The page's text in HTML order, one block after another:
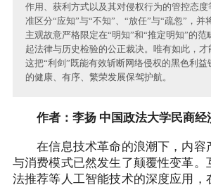
作用、获利方式以及其对侵权行为的管控态
准区分“应知”与“不知”、“放任”与“疏忽”，并
主观故意严格限定在“明知”和“推定明知”的
起法律与历史检验的公正裁决。唯有如此，
这把“利剑”既能有效斩断网络侵权的黑色利
的健康、有序、繁荣发展保驾护航。
作者：李扬 中国政法大学民商经
在信息技术革命的浪潮下，内容
与消费模式已然发生了颠覆性变革。
法推荐等人工智能技术的深度应用，